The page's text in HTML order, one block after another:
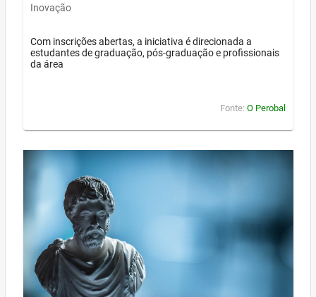
Inovação
Com inscrições abertas, a iniciativa é direcionada a
estudantes de graduação, pós-graduação e profissionais
da área
Fonte: O Perobal